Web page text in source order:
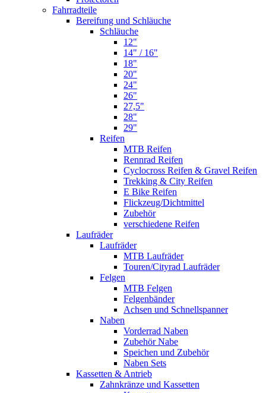
Fahrradteile
Bereifung und Schläuche
Schläuche
12"
14" / 16"
18"
20"
24"
26"
27,5"
28"
29"
Reifen
MTB Reifen
Rennrad Reifen
Cyclocross Reifen & Gravel Reifen
Trekking & City Reifen
E Bike Reifen
Flickzeug/Dichtmittel
Zubehör
verschiedene Reifen
Laufräder
Laufräder
MTB Laufräder
Touren/Cityrad Laufräder
Felgen
MTB Felgen
Felgenbänder
Achsen und Schnellspanner
Naben
Vorderrad Naben
Zubehör Nabe
Speichen und Zubehör
Naben Sets
Kassetten & Antrieb
Zahnkränze und Kassetten